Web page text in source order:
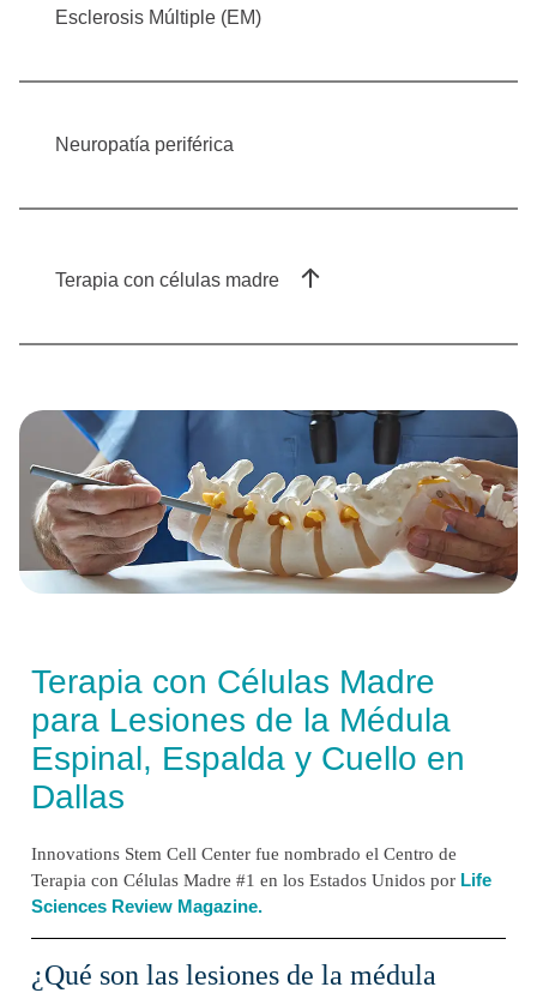
Esclerosis Múltiple (EM)
Neuropatía periférica
Terapia con células madre
Terapia con Células Madre
para Lesiones de la Médula
Espinal, Espalda y Cuello en
Dallas
Innovations Stem Cell Center fue nombrado el Centro de
Terapia con Células Madre #1 en los Estados Unidos por Life
Sciences Review Magazine.
¿Qué son las lesiones de la médula